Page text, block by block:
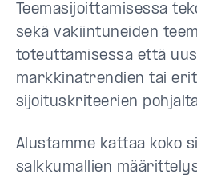
Teemasijoittamisessa
sekä vakiintuneiden
toteuttamisessa että
markkinatrendien tai
sijoituskriteerien
Alustamme kattaa koko
salkkumallien